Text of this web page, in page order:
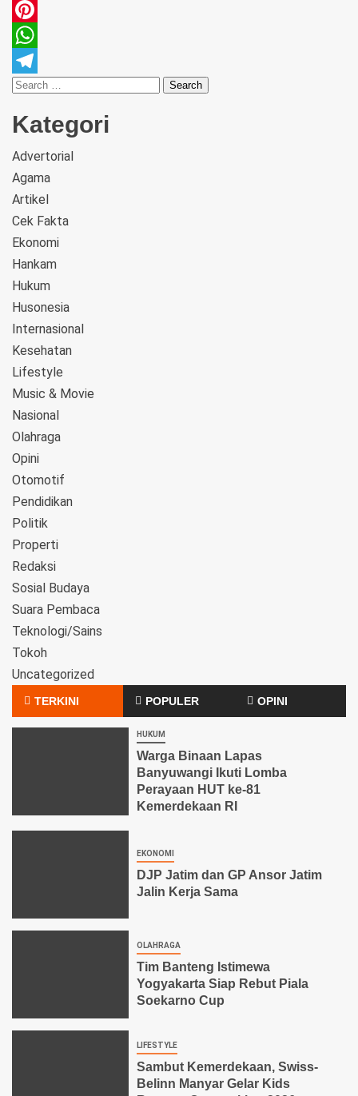
Email
Pinterest
WhatsApp
Telegram
Kategori
Advertorial
Agama
Artikel
Cek Fakta
Ekonomi
Hankam
Hukum
Husonesia
Internasional
Kesehatan
Lifestyle
Music & Movie
Nasional
Olahraga
Opini
Otomotif
Pendidikan
Politik
Properti
Redaksi
Sosial Budaya
Suara Pembaca
Teknologi/Sains
Tokoh
Uncategorized
TERKINI POPULER OPINI
HUKUM
Warga Binaan Lapas
Banyuwangi Ikuti Lomba
Perayaan HUT ke-81
Kemerdekaan RI
EKONOMI
DJP Jatim dan GP Ansor Jatim
Jalin Kerja Sama
OLAHRAGA
Tim Banteng Istimewa
Yogyakarta Siap Rebut Piala
Soekarno Cup
LIFESTYLE
Sambut Kemerdekaan, Swiss-
Belinn Manyar Gelar Kids